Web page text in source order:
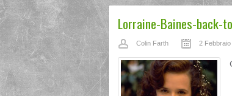
Lorraine-Baines-
Colin Farth 2 Febbraio